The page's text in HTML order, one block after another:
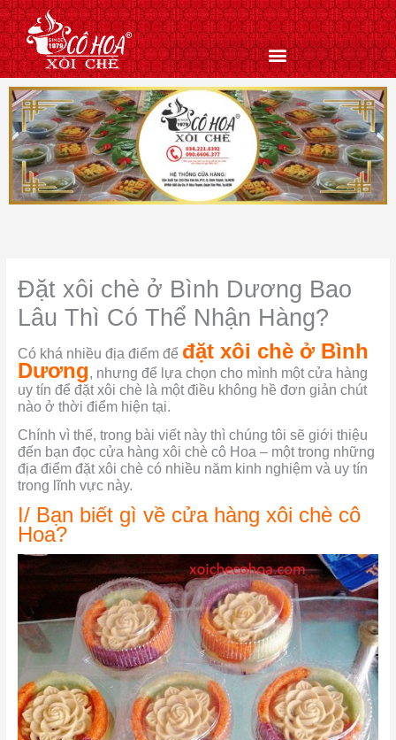
Nhảy
tới
nội
dung
Đặt xôi chè ở Bình Dương Bao
Lâu Thì Có Thể Nhận Hàng?
Có khá nhiều địa điểm để đặt xôi chè ở Bình
Dương, nhưng để lựa chọn cho mình một cửa hàng
uy tín để đặt xôi chè là một điều không hề đơn giản chút
nào ở thời điểm hiện tại.
Chính vì thế, trong bài viết này thì chúng tôi sẽ giới thiệu
đến bạn đọc cửa hàng xôi chè cô Hoa – một trong những
địa điểm đặt xôi chè có nhiều năm kinh nghiệm và uy tín
trong lĩnh vực này.
I/ Bạn biết gì về cửa hàng xôi chè cô
Hoa?